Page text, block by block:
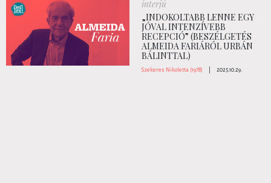
interjú
„INDOKOLTABB LENNE EGY
JÓVAL INTENZÍVEBB
RECEPCIÓ” (BESZÉLGETÉS
ALMEIDA FARIÁRÓL URBÁN
BÁLINTTAL)
Szekeres Nikoletta (1978) 2025.10.29.